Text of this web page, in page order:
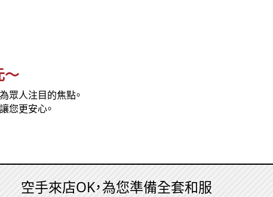
～
眾人注目的焦點。
您更安心。
空手來店OK，為您準備全套和服